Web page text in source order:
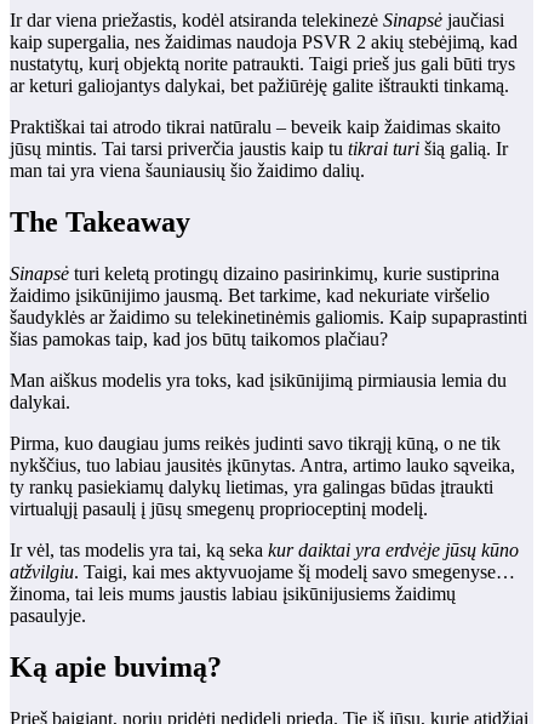
Ir dar viena priežastis, kodėl atsiranda telekinezė Sinapsė jaučiasi
kaip supergalia, nes žaidimas naudoja PSVR 2 akių stebėjimą, kad
nustatytų, kurį objektą norite patraukti. Taigi prieš jus gali būti trys
ar keturi galiojantys dalykai, bet pažiūrėję galite ištraukti tinkamą.
Praktiškai tai atrodo tikrai natūralu – beveik kaip žaidimas skaito
jūsų mintis. Tai tarsi priverčia jaustis kaip tu tikrai turi šią galią. Ir
man tai yra viena šauniausių šio žaidimo dalių.
The Takeaway
Sinapsė turi keletą protingų dizaino pasirinkimų, kurie sustiprina
žaidimo įsikūnijimo jausmą. Bet tarkime, kad nekuriate viršelio
šaudyklės ar žaidimo su telekinetinėmis galiomis. Kaip supaprastinti
šias pamokas taip, kad jos būtų taikomos plačiau?
Man aiškus modelis yra toks, kad įsikūnijimą pirmiausia lemia du
dalykai.
Pirma, kuo daugiau jums reikės judinti savo tikrąjį kūną, o ne tik
nykščius, tuo labiau jausitės įkūnytas. Antra, artimo lauko sąveika,
ty rankų pasiekiamų dalykų lietimas, yra galingas būdas įtraukti
virtualųjį pasaulį į jūsų smegenų proprioceptinį modelį.
Ir vėl, tas modelis yra tai, ką seka kur daiktai yra erdvėje jūsų kūno
atžvilgiu. Taigi, kai mes aktyvuojame šį modelį savo smegenyse…
žinoma, tai leis mums jaustis labiau įsikūnijusiems žaidimų
pasaulyje.
Ką apie buvimą?
Prieš baigiant, noriu pridėti nedidelį priedą. Tie iš jūsų, kurie atidžiai